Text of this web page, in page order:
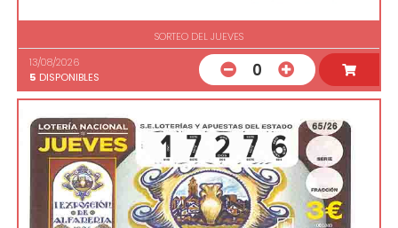
SORTEO DEL JUEVES
13/08/2026
5 DISPONIBLES 0